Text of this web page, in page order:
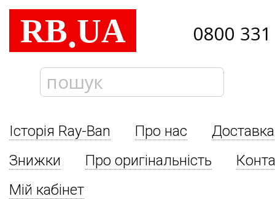
RB.UA 0800
Історія Ray-Ban Про нас
Знижки
Про оригінальність
Мій кабінет